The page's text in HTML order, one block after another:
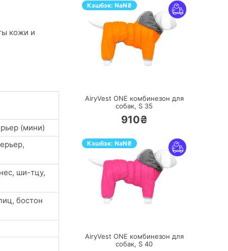
кожи и
(мини)
ши-тцу,
бостон
Кэшбэк: NaN₴
AiryVest ONE комбинезон для
собак, S 35
910₴
Кэшбэк: NaN₴
AiryVest ONE комбинезон для
собак, S 40